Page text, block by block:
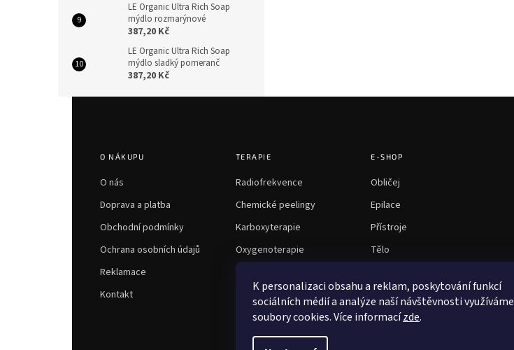
K personalizaci obsahu a reklam, poskytování funkcí
sociálních médií a analýze naší návštěvnosti využíváme
soubory cookies. Více informacízde.
LE Organic Ultra Rich Soap
mýdlo rozmarýnové
387,20 Kč
LE Organic Ultra Rich Soap
mýdlo sladký pomeranč
387,20 Kč
O NÁKUPU
O nás
Doprava a platba
Obchodní podmínky
Ochrana osobních údajů
Reklamace
Kontakt
TERAPIE
Radiofrekvence
Chemické peelingy
Karboxyterapie
Oxygenoterapie
E-SHOP
Obličej
Epilace
Přístroje
Tělo
Mezoterapie